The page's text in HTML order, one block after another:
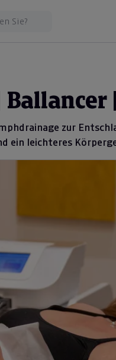
Ballancer
zur
ein leichteres